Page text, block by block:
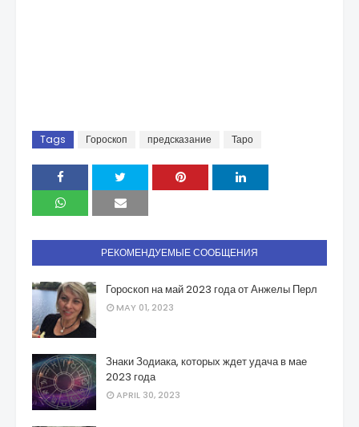
Tags Гороскоп предсказание Таро
РЕКОМЕНДУЕМЫЕ СООБЩЕНИЯ
Гороскоп на май 2023 года от Анжелы Перл
MAY 01, 2023
Знаки Зодиака, которых ждет удача в мае
2023 года
APRIL 30, 2023